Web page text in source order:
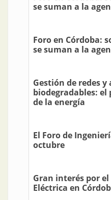
se suman a la
Foro en Córdoba:
se suman a la
Gestión de redes y
biodegradables:
de la energía
El Foro de
octubre
Gran interés por
Eléctrica en